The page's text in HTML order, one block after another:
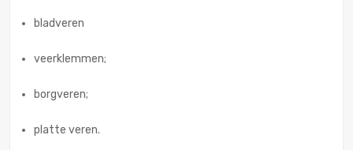
bladveren
veerklemmen;
borgveren;
platte veren.